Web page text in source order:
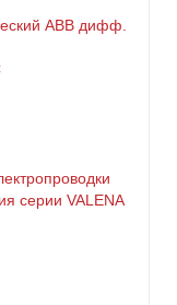
АВВ дифф.
серии VALENA